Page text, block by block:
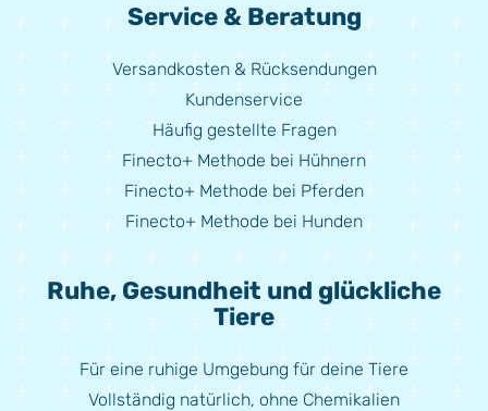
Service & Beratung
Versandkosten & Rücksendungen
Kundenservice
Häufig gestellte Fragen
Finecto+ Methode bei Hühnern
Finecto+ Methode bei Pferden
Finecto+ Methode bei Hunden
Ruhe, Gesundheit und glückliche
Tiere
Für eine ruhige Umgebung für deine Tiere
Vollständig natürlich, ohne Chemikalien